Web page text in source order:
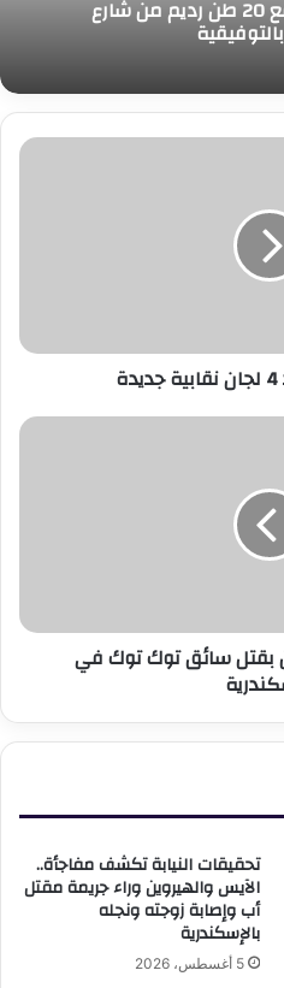
حي غرب الإسكندرية يرفع 20 طن رديم من شارع
بقتل سائق توك توك في
تحقيقات النيابة تكشف مفاجأة..
الآيس والهيروين وراء جريمة مقتل
أب وإصابة زوجته ونجله
بالإسكندرية
5 أغسطس، 2026